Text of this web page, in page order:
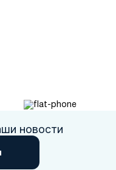
новости